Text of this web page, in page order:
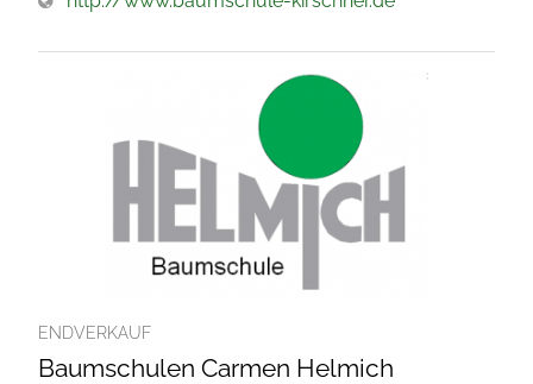
ENDVERKAUF
Baumschulen Carmen Helmich